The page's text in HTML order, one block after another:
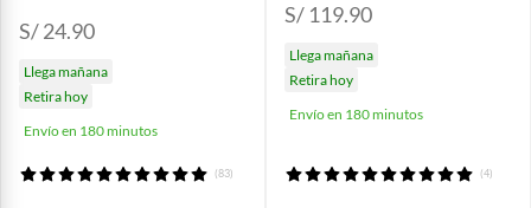
S/ 24.90
Llega mañana
Retira hoy
Envío en 180 minutos
(83)
S/ 119.90
Llega mañana
Retira hoy
Envío en 180 minutos
(4)